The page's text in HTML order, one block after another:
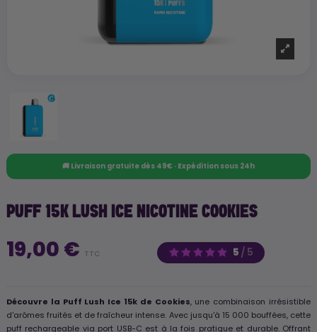
🚚 Livraison gratuite dès 49€ · Expédition sous 24h
PUFF 15K LUSH ICE NICOTINE COOKIES
5 / 5
19,00 € TTC
Découvre la Puff Lush Ice 15k de Cookies, une combinaison irrésistible
d'arômes fruités et de fraîcheur intense. Avec jusqu'à 15 000 bouffées, cette
puff rechargeable via port USB-C est à la fois pratique et durable. Offrant